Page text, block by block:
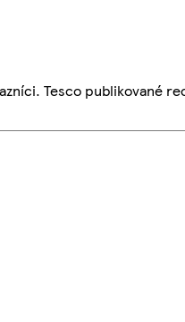
Tesco publikované